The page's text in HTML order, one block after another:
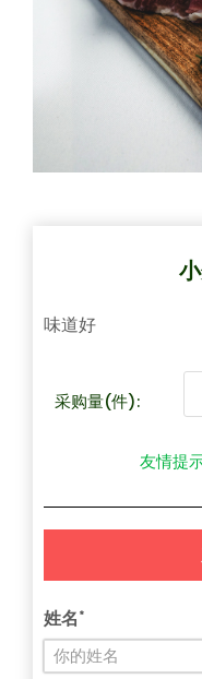
味道好
采购量(件):
友情提
姓名*